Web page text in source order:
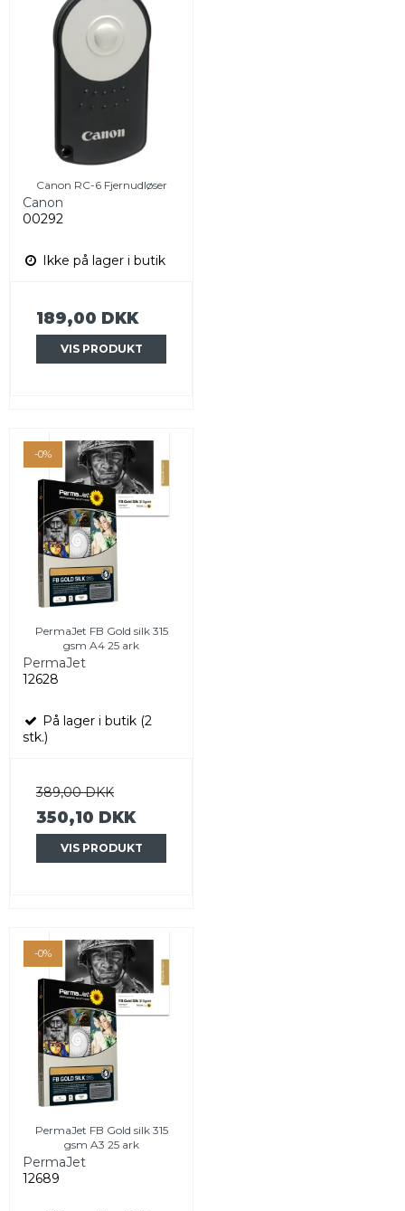
Canon RC-6 Fjernudløser
Canon
00292
Ikke på lager i butik
189,00 DKK
VIS PRODUKT
-0%
PermaJet FB Gold silk 315
gsm A4 25 ark
PermaJet
12628
På lager i butik (2
stk.)
389,00 DKK
350,10 DKK
VIS PRODUKT
-0%
PermaJet FB Gold silk 315
gsm A3 25 ark
PermaJet
12689